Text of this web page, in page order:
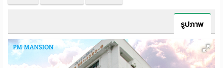
ค้นจากสถานีรถไฟฟ้า
ค้นตามจังหวัด
พาร์
ท
รูปภาพ